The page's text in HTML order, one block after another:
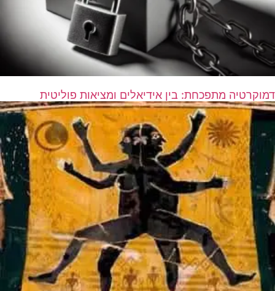
דמוקרטיה מתפכחת: בין אידיאלים ומציאות פוליטית